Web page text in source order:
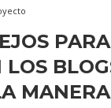
PARA
LOS
MANERA